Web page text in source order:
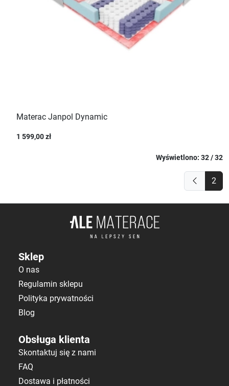
Materac Janpol Dynamic
1 599,00 zł
Wyświetlono: 32 / 32
2
Sklep
O nas
Regulamin sklepu
Polityka prywatności
Blog
Obsługa klienta
Skontaktuj się z nami
FAQ
Dostawa i płatności